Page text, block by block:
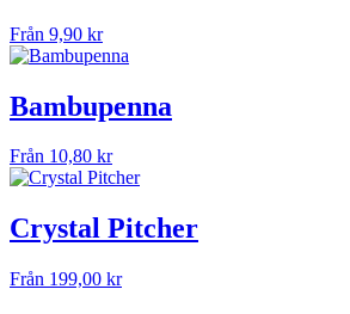
Från 9,90 kr
Bambupenna
Från 10,80 kr
Crystal Pitcher
Från 199,00 kr